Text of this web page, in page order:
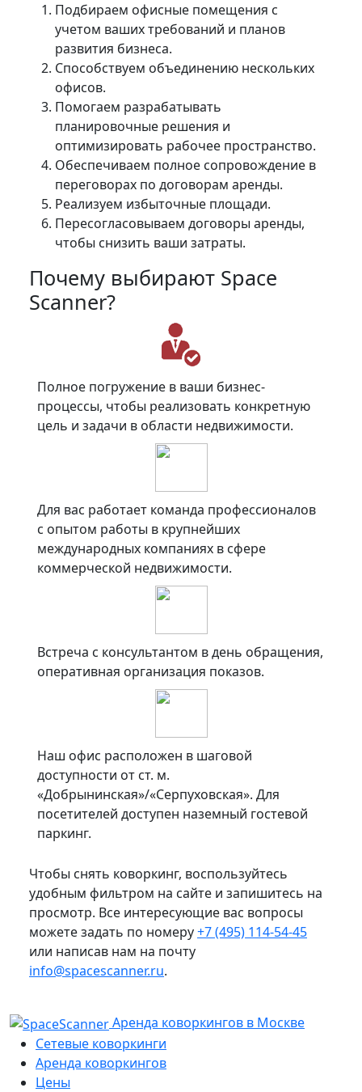
Подбираем офисные помещения с
учетом ваших требований и планов
развития бизнеса.
Способствуем объединению нескольких
офисов.
Помогаем разрабатывать
планировочные решения и
оптимизировать рабочее пространство.
Обеспечиваем полное сопровождение в
переговорах по договорам аренды.
Реализуем избыточные площади.
Пересогласовываем договоры аренды,
чтобы снизить ваши затраты.
Почему выбирают Space
Scanner?
Полное погружение в ваши бизнес-
процессы, чтобы реализовать конкретную
цель и задачи в области недвижимости.
Для вас работает команда профессионалов
с опытом работы в крупнейших
международных компаниях в сфере
коммерческой недвижимости.
Встреча с консультантом в день обращения,
оперативная организация показов.
Наш офис расположен в шаговой
доступности от ст. м.
«Добрынинская»/«Серпуховская». Для
посетителей доступен наземный гостевой
паркинг.
Чтобы снять коворкинг, воспользуйтесь
удобным фильтром на сайте и запишитесь на
просмотр. Все интересующие вас вопросы
можете задать по номеру+7 (495) 114-54-45
или написав нам на почту
info@spacescanner.ru.
Аренда коворкингов в Москве
Сетевые коворкинги
Аренда коворкингов
Цены